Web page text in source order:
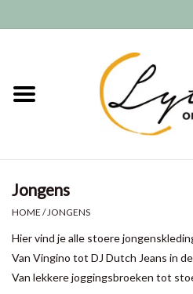
Meisjes
Merken
Jongens
HOME / JONGENS
Hier vind je alle stoere
Van Vingino tot DJ Dutch Jeans in
Van lekkere joggingsbroeken tot